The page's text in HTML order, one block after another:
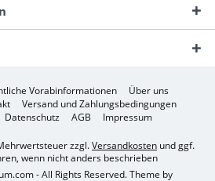
Vorabinformationen
Über uns
Versand und Zahlungsbedingungen
Datenschutz AGB Impressum
zzgl.Versandkosten und ggf.
wenn nicht anders beschrieben
- All Rights Reserved. Theme by